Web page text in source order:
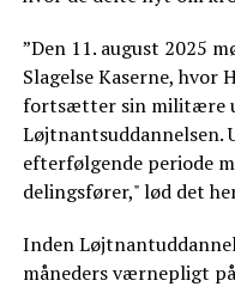
”Den 11. august 2025
Slagelse Kaserne, hvor
fortsætter sin militære
Løjtnantsuddannelsen.
efterfølgende periode
delingsfører," lød det
Inden
måneders værnepligt